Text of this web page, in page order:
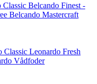
Classic Belcando Finest -
Belcando Mastercraft
Classic Leonardo Fresh
Vådfoder